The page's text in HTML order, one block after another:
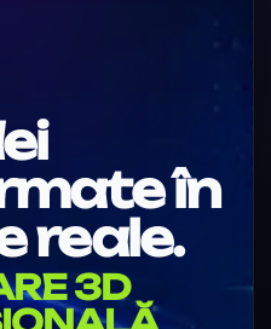
3D
în
reale.